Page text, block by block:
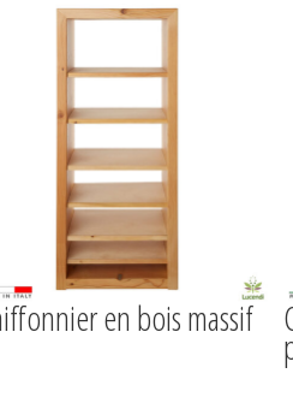
en bois massif